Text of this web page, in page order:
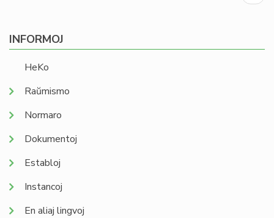
page
INFORMOJ
HeKo
Raŭmismo
Normaro
Dokumentoj
Establoj
Instancoj
En aliaj lingvoj